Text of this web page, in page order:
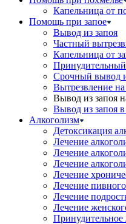
Капельница от
Помощь при запое
Вывод из запоя
Частный
Капельница от
Срочный вывод
Вытрезвление
Вывод из запоя
Вывод из запоя
Алкоголизм
Детоксикация
Лечение
Лечение
Лечение
Лечение
Лечение
Лечение
Лечение
Принудительное